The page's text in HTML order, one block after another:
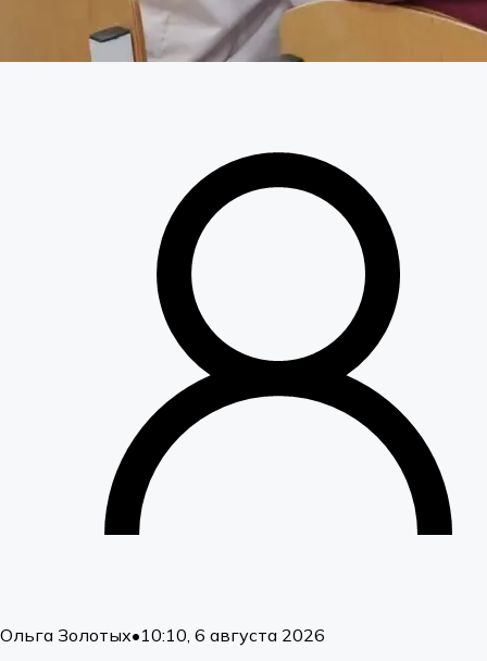
Ольга Золотых•10:10, 6 августа 2026